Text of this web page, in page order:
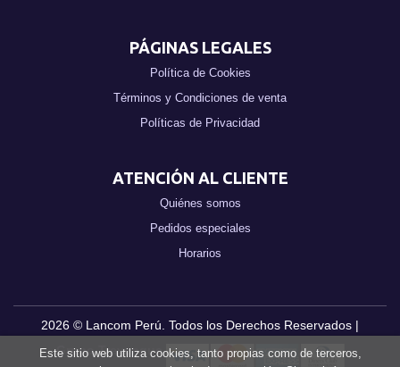
PÁGINAS LEGALES
Política de Cookies
Términos y Condiciones de venta
Políticas de Privacidad
ATENCIÓN AL CLIENTE
Quiénes somos
Pedidos especiales
Horarios
2026 © Lancom Perú . Todos los Derechos Reservados |
Grupo Trevenque
Este sitio web utiliza cookies, tanto propias como de terceros,